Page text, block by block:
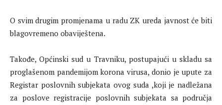
O svim drugim promjenama u radu ZK ureda javnost će biti
blagovremeno obaviještena.
Takođe,Općinski sud u Travniku, postupajući u skladu sa
proglašenom pandemijom korona virusa, donio je upute za
Registar poslovnih subjekata ovog suda ,koji je nadležana
za poslove registracije poslovnih subjekata sa područja